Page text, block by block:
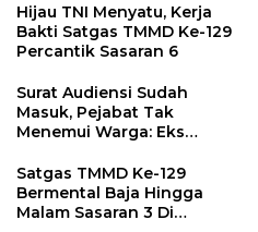
Hijau TNI Menyatu, Kerja
Bakti Satgas TMMD Ke-129
Percantik Sasaran 6
Surat Audiensi Sudah
Masuk, Pejabat Tak
Menemui Warga: Eks
Pelayanan Dinas
Transmigrasi Luwu Timur
Satgas TMMD Ke-129
Bermental Baja Hingga
Malam Sasaran 3 Di